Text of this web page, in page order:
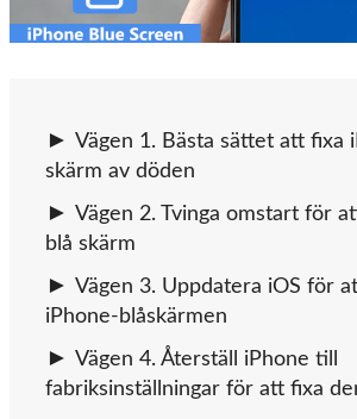
Vägen 1. Bästa sättet att fixa
skärm av döden
Vägen 2. Tvinga omstart för
blå skärm
Vägen 3. Uppdatera iOS för
iPhone-blåskärmen
Vägen 4. Återställ iPhone till
fabriksinställningar för att fixa